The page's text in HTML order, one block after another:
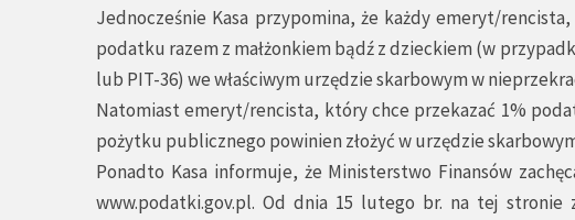
Jednocześnie Kasa przypomina, że każdy emeryt/
podatku razem z małżonkiem bądź z dzieckiem (w
lub PIT-36) we właściwym urzędzie skarbowym w
Natomiast emeryt/rencista, który chce przekazać 1%
pożytku publicznego powinien złożyć w urzędzie
Ponadto Kasa informuje, że Ministerstwo Finansów
www.podatki.gov.pl. Od dnia 15 lutego br. na tej stronie